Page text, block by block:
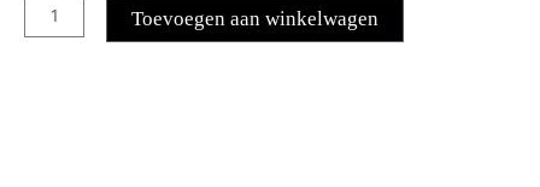
Toevoegen aan winkelwagen